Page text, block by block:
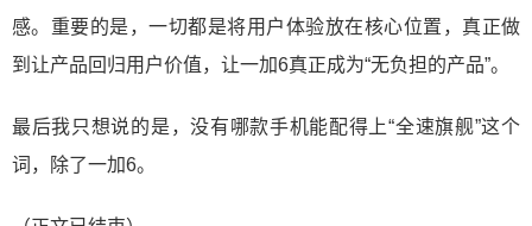
感。重要的是，一切都是将用户体验放在核心位置，真正做
到让产品回归用户价值，让一加6真正成为“无负担的产品”。
最后我只想说的是，没有哪款手机能配得上“全速旗舰”这个
词，除了一加6。